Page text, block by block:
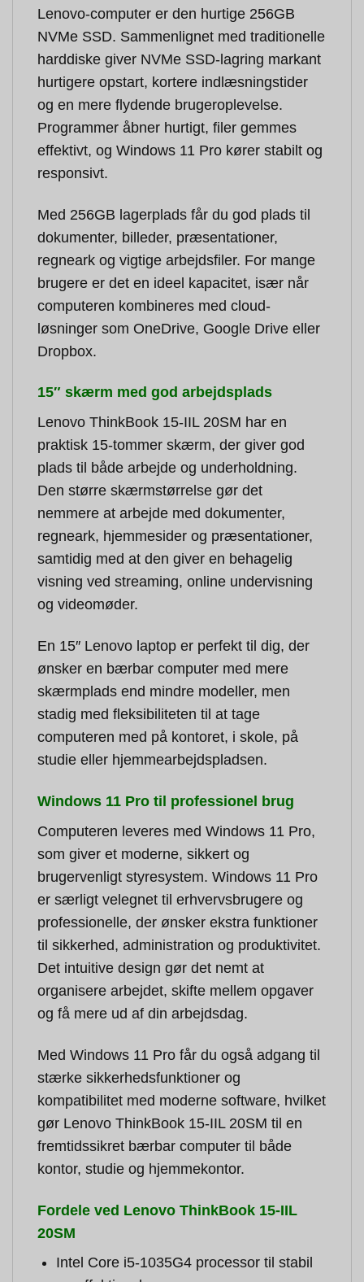
Lenovo-computer er den hurtige 256GB
NVMe SSD. Sammenlignet med traditionelle
harddiske giver NVMe SSD-lagring markant
hurtigere opstart, kortere indlæsningstider
og en mere flydende brugeroplevelse.
Programmer åbner hurtigt, filer gemmes
effektivt, og Windows 11 Pro kører stabilt og
responsivt.
Med 256GB lagerplads får du god plads til
dokumenter, billeder, præsentationer,
regneark og vigtige arbejdsfiler. For mange
brugere er det en ideel kapacitet, især når
computeren kombineres med cloud-
løsninger som OneDrive, Google Drive eller
Dropbox.
15″ skærm med god arbejdsplads
Lenovo ThinkBook 15-IIL 20SM har en
praktisk 15-tommer skærm, der giver god
plads til både arbejde og underholdning.
Den større skærmstørrelse gør det
nemmere at arbejde med dokumenter,
regneark, hjemmesider og præsentationer,
samtidig med at den giver en behagelig
visning ved streaming, online undervisning
og videomøder.
En 15″ Lenovo laptop er perfekt til dig, der
ønsker en bærbar computer med mere
skærmplads end mindre modeller, men
stadig med fleksibiliteten til at tage
computeren med på kontoret, i skole, på
studie eller hjemmearbejdspladsen.
Windows 11 Pro til professionel brug
Computeren leveres med Windows 11 Pro,
som giver et moderne, sikkert og
brugervenligt styresystem. Windows 11 Pro
er særligt velegnet til erhvervsbrugere og
professionelle, der ønsker ekstra funktioner
til sikkerhed, administration og produktivitet.
Det intuitive design gør det nemt at
organisere arbejdet, skifte mellem opgaver
og få mere ud af din arbejdsdag.
Med Windows 11 Pro får du også adgang til
stærke sikkerhedsfunktioner og
kompatibilitet med moderne software, hvilket
gør Lenovo ThinkBook 15-IIL 20SM til en
fremtidssikret bærbar computer til både
kontor, studie og hjemmekontor.
Fordele ved Lenovo ThinkBook 15-IIL
20SM
Intel Core i5-1035G4 processor til stabil